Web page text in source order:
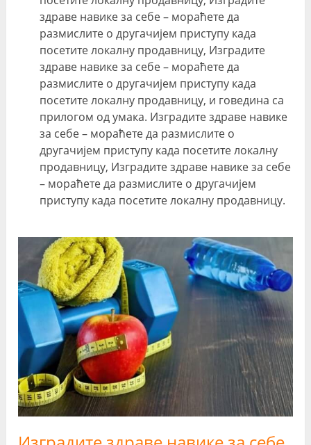
здраве навике за себе – мораћете да
размислите о другачијем приступу када
посетите локалну продавницу, Изградите
здраве навике за себе – мораћете да
размислите о другачијем приступу када
посетите локалну продавницу, и говедина са
прилогом од умака. Изградите здраве навике
за себе – мораћете да размислите о
другачијем приступу када посетите локалну
продавницу, Изградите здраве навике за себе
– мораћете да размислите о другачијем
приступу када посетите локалну продавницу.